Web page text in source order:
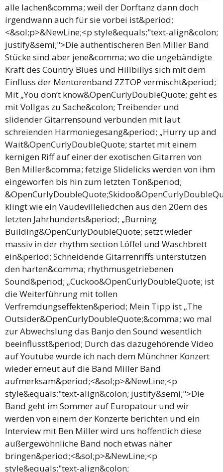
alle lachen&comma; weil der Dorftanz dann doch
irgendwann auch für sie vorbei ist&period;
<&sol;p>&NewLine;<p style&equals;"text-align&colon;
justify&semi;">Die authentischeren Ben Miller Band
Stücke sind aber jene&comma; wo die ungebändigte
Kraft des Country Blues und Hillbillys sich mit dem
Einfluss der Mentorenband ZZTOP vermischt&period;
Mit „You don’t know&OpenCurlyDoubleQuote; geht es
mit Vollgas zu Sache&colon; Treibender und
slidender Gitarrensound verbunden mit laut
schreienden Harmoniegesang&period; „Hurry up and
Wait&OpenCurlyDoubleQuote; startet mit einem
kernigen Riff auf einer der exotischen Gitarren von
Ben Miller&comma; fetzige Slidelicks werden von ihm
eingeworfen bis hin zum letzten Ton&period;
klingt wie ein Vaudevilleliedchen aus den 20ern des
letzten Jahrhunderts&period; „Burning
Building&OpenCurlyDoubleQuote; setzt wieder
massiv in der rhythm section Löffel und Waschbrett
ein&period; Schneidende Gitarrenriffs unterstützen
den harten&comma; rhythmusgetriebenen
Sound&period; „Cuckoo&OpenCurlyDoubleQuote; ist
die Weiterführung mit tollen
Verfremdungseffekten&period; Mein Tipp ist „The
Outsider&OpenCurlyDoubleQuote;&comma; wo mal
zur Abwechslung das Banjo den Sound wesentlich
beeinflusst&period; Durch das dazugehörende Video
auf Youtube wurde ich nach dem Münchner Konzert
wieder erneut auf die Band Miller Band
aufmerksam&period;<&sol;p>&NewLine;<p
style&equals;"text-align&colon; justify&semi;">Die
Band geht im Sommer auf Europatour und wir
werden von einem der Konzerte berichten und ein
Interview mit Ben Miller wird uns hoffentlich diese
außergewöhnliche Band noch etwas näher
bringen&period;<&sol;p>&NewLine;<p
style&equals;"text-align&colon;